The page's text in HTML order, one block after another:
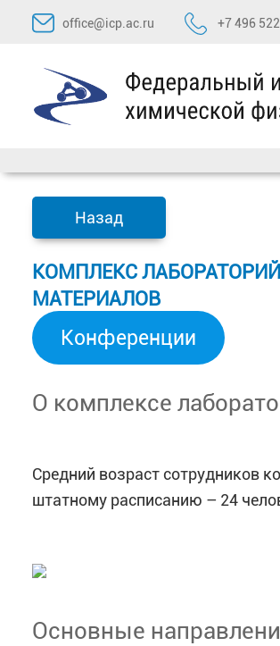
Перейти
содержимому
office@icp.ac.ru +7 496
Назад
КОМПЛЕКС
МАТЕРИАЛОВ
Конференции
О комплексе
Средний возраст сотрудников
штатному расписанию – 24
Основные